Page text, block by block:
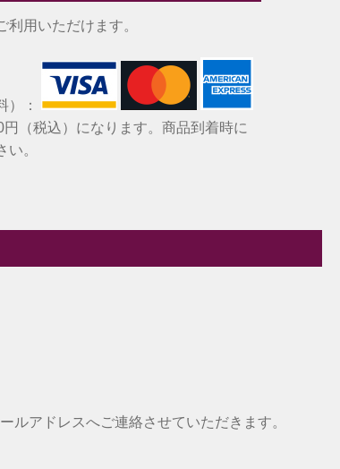
用いただけます。
）：
（税込）になります。商品到着時に
。
ルアドレスへご連絡させていただきます。